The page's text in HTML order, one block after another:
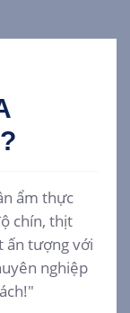
ẩm thực
chín, thịt
ấn tượng với
nghiệp